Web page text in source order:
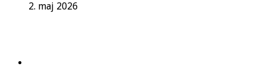
2. maj 2026